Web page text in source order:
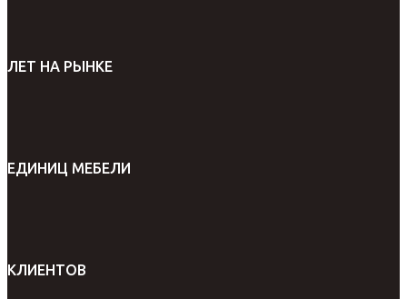
ЛЕТ НА РЫНКЕ
ЕДИНИЦ МЕБЕЛИ
КЛИЕНТОВ